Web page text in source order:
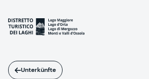
Inhalt
Unterkünfte